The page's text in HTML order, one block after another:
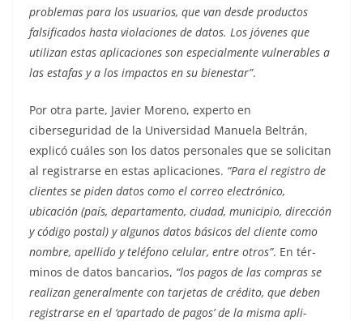
problemas para los usuarios, que van desde produc­tos
falsificados hasta violaciones de datos. Los jóvenes que
utilizan estas aplicaciones son especialmente vul­nerables a
las estafas y a los impac­tos en su bienestar”.
Por otra parte, Javier Moreno, exper­to en
ciberseguridad de la Universi­dad Manuela Beltrán,
explicó cuáles son los datos personales que se soli­citan
al registrarse en estas aplicacio­nes. “Para el registro de
clientes se piden datos como el correo electró­nico,
ubicación (país, departamento, ciudad, municipio, dirección
y códi­go postal) y algunos datos básicos del cliente como
nombre, apellido y teléfono celular, entre otros”. En tér­
minos de datos bancarios, “los pagos de las compras se
realizan general­mente con tarjetas de crédito, que deben
registrarse en el ‘apartado de pagos’ de la misma apli­